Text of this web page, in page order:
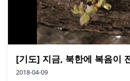
[기도] 지금, 북한에 복음이
2018-04-09